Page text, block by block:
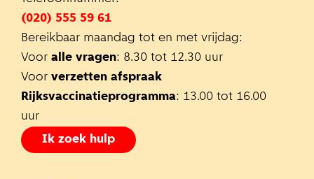
(020) 555 59 61
Bereikbaar maandag tot en met vrijdag:
Voor alle vragen: 8.30 tot 12.30 uur
Voor verzetten afspraak
Rijksvaccinatieprogramma: 13.00 tot 16.00
uur
Ik zoek hulp